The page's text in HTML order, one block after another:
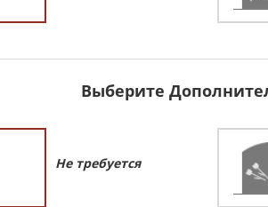
Выберите
Не требуется